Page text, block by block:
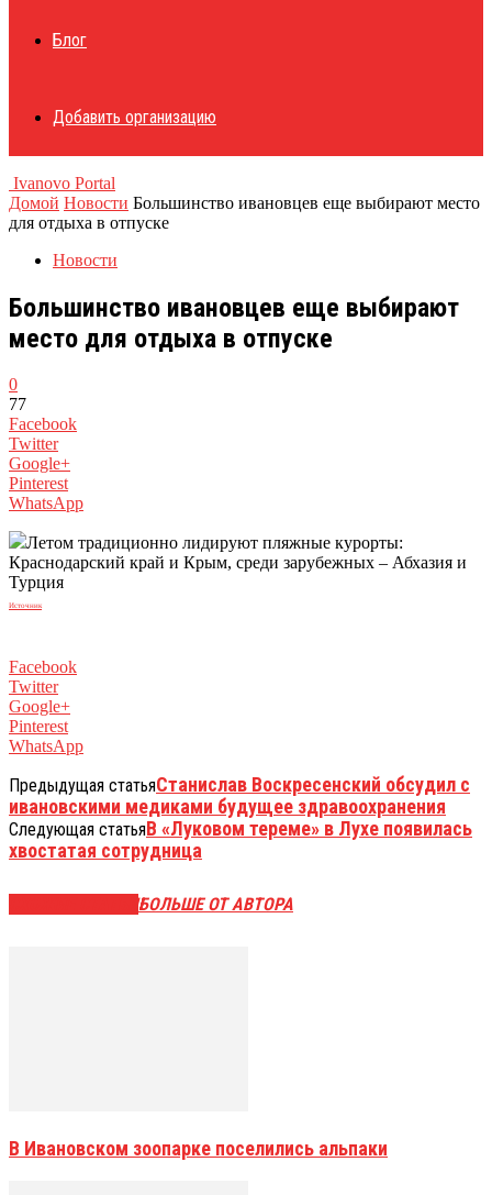
Блог
Добавить организацию
Ivanovo Portal
Домой Новости Большинство ивановцев еще выбирают место
для отдыха в отпуске
Новости
Большинство ивановцев еще выбирают
место для отдыха в отпуске
0
77
Facebook
Twitter
Google+
Pinterest
WhatsApp
Летом традиционно лидируют пляжные курорты:
Краснодарский край и Крым, среди зарубежных – Абхазия и
Турция
Источник
Facebook
Twitter
Google+
Pinterest
WhatsApp
Предыдущая статьяСтанислав Воскресенский обсудил с
ивановскими медиками будущее здравоохранения
Следующая статьяВ «Луковом тереме» в Лухе появилась
хвостатая сотрудница
БОЛЬШЕ ОТ АВТОРА
В Ивановском зоопарке поселились альпаки